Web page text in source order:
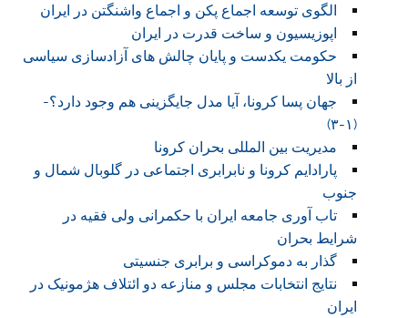
الگوی توسعه اجماع پکن و اجماع واشنگتن در ایران
اپوزیسیون و ساخت قدرت در ایران
حکومت یکدست و پایان چالش های آزادسازی سیاسی
از بالا
جهان پسا کرونا، آیا مدل جایگزینی هم وجود دارد؟-
(۱-۳)
مدیریت بین المللی بحران کرونا
پارادایم کرونا و نابرابری اجتماعی در گلوبال شمال و
جنوب
تاب آوری جامعه ایران با حکمرانی ولی فقیه در
شرایط بحران
گذار به دموکراسی و برابری جنسیتی
نتایج انتخابات مجلس و منازعه دو ائتلاف هژمونیک در
ایران